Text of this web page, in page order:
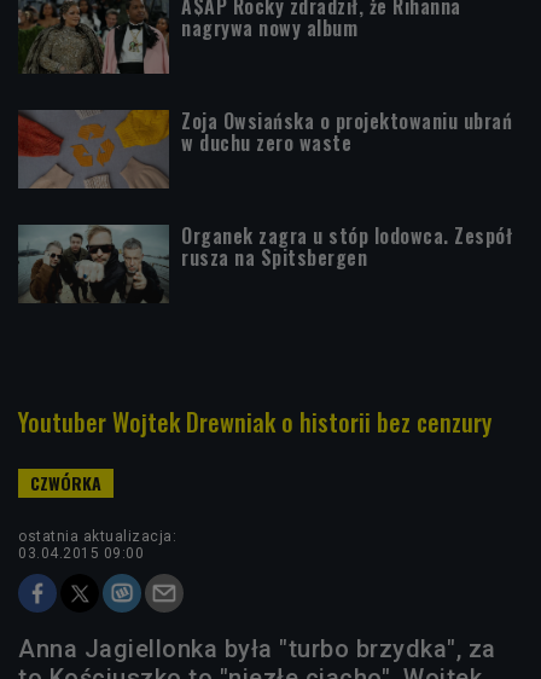
nagrywa nowy album
Zoja Owsiańska o projektowaniu ubrań
w duchu zero waste
Organek zagra u stóp lodowca. Zespół
rusza na Spitsbergen
Youtuber Wojtek Drewniak o historii bez cenzury
ostatnia aktualizacja:
03.04.2015 09:00
Anna Jagiellonka była "turbo brzydka", za